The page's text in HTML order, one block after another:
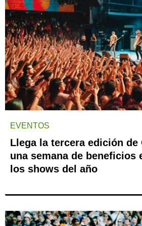
EVENTOS
Llega la tercera edición de
una semana de beneficios
los shows del año